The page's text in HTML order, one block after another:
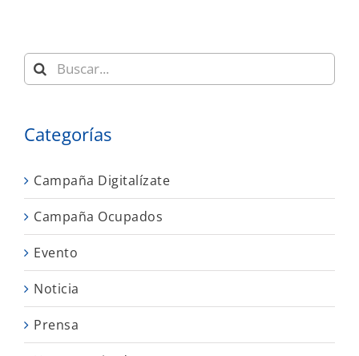
Buscar:
Categorías
Campaña Digitalízate
Campaña Ocupados
Evento
Noticia
Prensa